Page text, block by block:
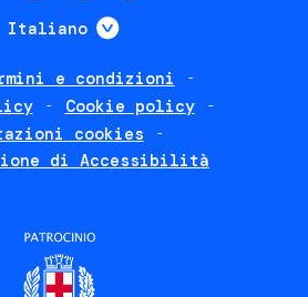
Italiano Mostra ulteriori
e condizioni
Cookie policy
cookies
di Accessibilità